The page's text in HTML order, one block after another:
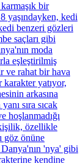
bir
yaşındayken, kedi
benzeri gözleri
saçları gibi
moda
eşleştirilmiş
ve rahat bir hava
karakter yatıyor,
arkasına
sıra sıcak
hoşlanmadığı
özellikle
göz önüne
Danya'nın 'nya' gibi
kendine